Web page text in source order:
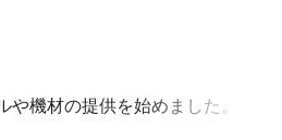
や機材の提供を始めました。